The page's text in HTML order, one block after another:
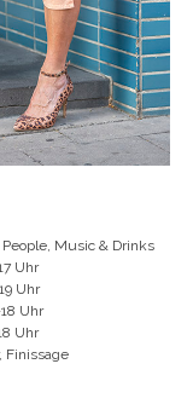
People, Music & Drinks
Uhr
Uhr
Uhr
Uhr
Finissage